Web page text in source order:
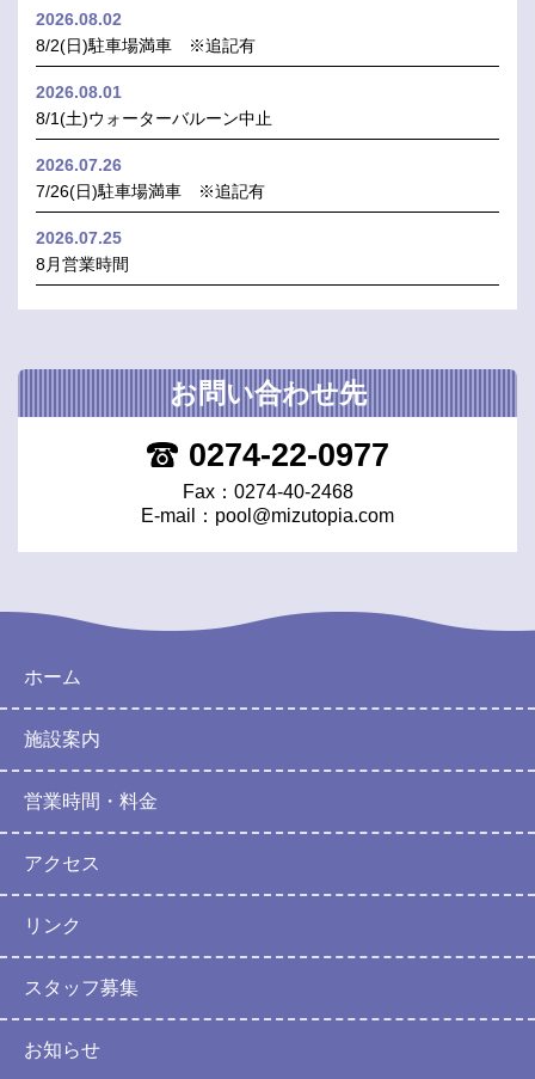
2026.08.02
8/2(日)駐車場満車 ※追記有
2026.08.01
8/1(土)ウォーターバルーン中止
2026.07.26
7/26(日)駐車場満車 ※追記有
2026.07.25
8月営業時間
お問い合わせ先
0274-22-0977
Fax：0274-40-2468
E-mail： pool@mizutopia.com
ホーム
施設案内
営業時間・料金
アクセス
リンク
スタッフ募集
お知らせ